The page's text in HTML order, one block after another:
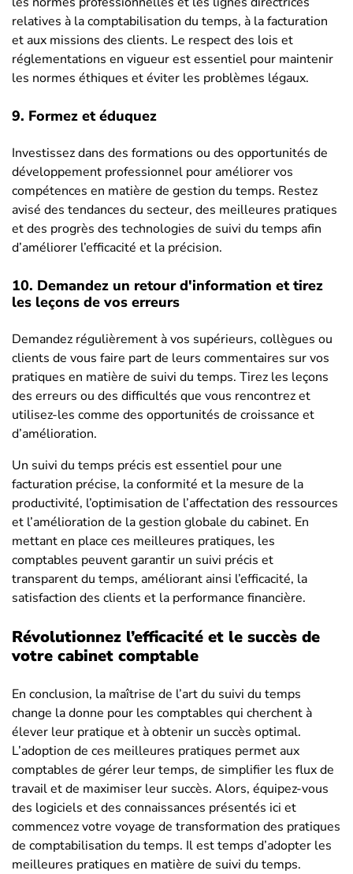
relatives à la comptabilisation du temps, à la facturation
et aux missions des clients. Le respect des lois et
réglementations en vigueur est essentiel pour maintenir
les normes éthiques et éviter les problèmes légaux.
9. Formez et éduquez
Investissez dans des formations ou des opportunités de
développement professionnel pour améliorer vos
compétences en matière de gestion du temps. Restez
avisé des tendances du secteur, des meilleures pratiques
et des progrès des technologies de suivi du temps afin
d’améliorer l’efficacité et la précision.
10. Demandez un retour d'information et tirez
les leçons de vos erreurs
Demandez régulièrement à vos supérieurs, collègues ou
clients de vous faire part de leurs commentaires sur vos
pratiques en matière de suivi du temps. Tirez les leçons
des erreurs ou des difficultés que vous rencontrez et
utilisez-les comme des opportunités de croissance et
d’amélioration.
Un suivi du temps précis est essentiel pour une
facturation précise, la conformité et la mesure de la
productivité, l’optimisation de l’affectation des ressources
et l’amélioration de la gestion globale du cabinet. En
mettant en place ces meilleures pratiques, les
comptables peuvent garantir un suivi précis et
transparent du temps, améliorant ainsi l’efficacité, la
satisfaction des clients et la performance financière.
Révolutionnez l’efficacité et le succès de
votre cabinet comptable
En conclusion, la maîtrise de l’art du suivi du temps
change la donne pour les comptables qui cherchent à
élever leur pratique et à obtenir un succès optimal.
L’adoption de ces meilleures pratiques permet aux
comptables de gérer leur temps, de simplifier les flux de
travail et de maximiser leur succès. Alors, équipez-vous
des logiciels et des connaissances présentés ici et
commencez votre voyage de transformation des pratiques
de comptabilisation du temps. Il est temps d’adopter les
meilleures pratiques en matière de suivi du temps.